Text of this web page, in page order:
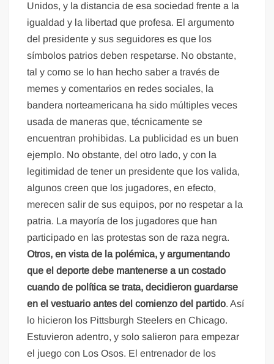
Unidos, y la distancia de esa sociedad frente a la
igualdad y la libertad que profesa. El argumento
del presidente y sus seguidores es que los
símbolos patrios deben respetarse. No obstante,
tal y como se lo han hecho saber a través de
memes y comentarios en redes sociales, la
bandera norteamericana ha sido múltiples veces
usada de maneras que, técnicamente se
encuentran prohibidas. La publicidad es un buen
ejemplo. No obstante, del otro lado, y con la
legitimidad de tener un presidente que los valida,
algunos creen que los jugadores, en efecto,
merecen salir de sus equipos, por no respetar a la
patria. La mayoría de los jugadores que han
participado en las protestas son de raza negra.
Otros, en vista de la polémica, y argumentando
que el deporte debe mantenerse a un costado
cuando de política se trata, decidieron guardarse
en el vestuario antes del comienzo del partido. Así
lo hicieron los Pittsburgh Steelers en Chicago.
Estuvieron adentro, y solo salieron para empezar
el juego con Los Osos. El entrenador de los